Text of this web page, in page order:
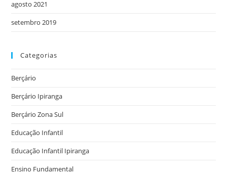
agosto 2021
setembro 2019
Categorias
Berçário
Berçário Ipiranga
Berçário Zona Sul
Educação Infantil
Educação Infantil Ipiranga
Ensino Fundamental